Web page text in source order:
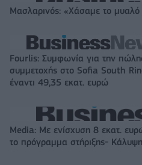
Μασλαρινός: «Χάσαμε το μυαλό
Fourlis: Συμφωνία για την
συμμετοχής στο Sofia South
έναντι 49,35 εκατ. ευρώ
Media: Με ενίσχυση 8 εκατ.
το πρόγραμμα στήριξης-